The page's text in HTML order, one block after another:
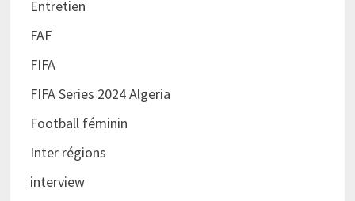
Entretien
FAF
FIFA
FIFA Series 2024 Algeria
Football féminin
Inter régions
interview